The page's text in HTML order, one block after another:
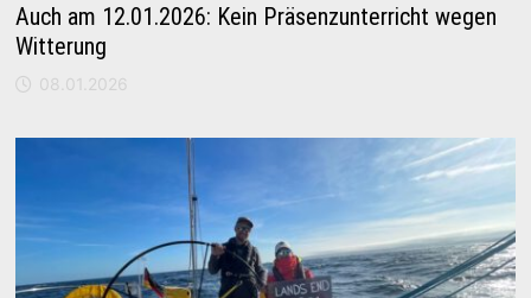
Auch am 12.01.2026: Kein Präsenzunterricht wegen
Witterung
08.01.2026